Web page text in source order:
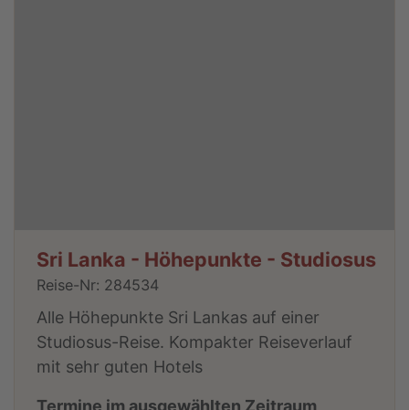
Sri Lanka - Höhepunkte - Studiosus
Reise-Nr: 284534
Alle Höhepunkte Sri Lankas auf einer
Studiosus-Reise. Kompakter Reiseverlauf
mit sehr guten Hotels
Termine im ausgewählten Zeitraum